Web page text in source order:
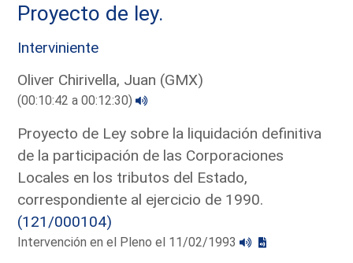
Proyecto de ley.
Interviniente
Oliver Chirivella, Juan (GMX)
(00:10:42 a 00:12:30)
Proyecto de Ley sobre la liquidación definitiva
de la participación de las Corporaciones
Locales en los tributos del Estado,
correspondiente al ejercicio de 1990.
(121/000104)
Intervención en el Pleno el 11/02/1993